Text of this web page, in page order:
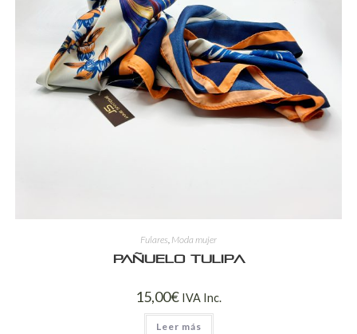
Fulares, Moda mujer
Pañuelo Tulipa
15,00€ IVA Inc.
Leer más